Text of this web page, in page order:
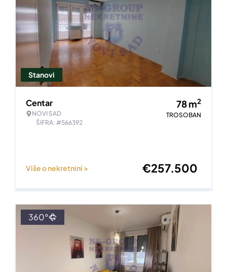
Stanovi
Centar
NOVI SAD
ŠIFRA: #566392
78m2
TROSOBAN
Više o nekretnini > €257.500
360°